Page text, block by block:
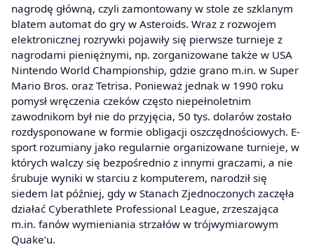
nagrodę główną, czyli zamontowany w stole ze szklanym
blatem automat do gry w Asteroids. Wraz z rozwojem
elektronicznej rozrywki pojawiły się pierwsze turnieje z
nagrodami pieniężnymi, np. zorganizowane także w USA
Nintendo World Championship, gdzie grano m.in. w Super
Mario Bros. oraz Tetrisa. Ponieważ jednak w 1990 roku
pomysł wręczenia czeków często niepełnoletnim
zawodnikom był nie do przyjęcia, 50 tys. dolarów zostało
rozdysponowane w formie obligacji oszczędnościowych. E-
sport rozumiany jako regularnie organizowane turnieje, w
których walczy się bezpośrednio z innymi graczami, a nie
śrubuje wyniki w starciu z komputerem, narodził się
siedem lat później, gdy w Stanach Zjednoczonych zaczęła
działać Cyberathlete Professional League, zrzeszająca
m.in. fanów wymieniania strzałów w trójwymiarowym
Quake’u.